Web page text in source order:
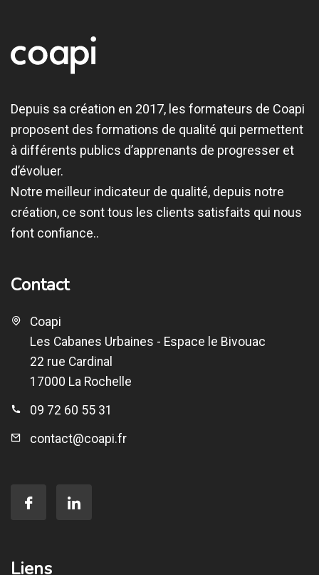
Depuis sa création en 2017, les formateurs de Coapi
proposent des formations de qualité qui permettent
à différents publics d’apprenants de progresser et
d’évoluer.
Notre meilleur indicateur de qualité, depuis notre
création, ce sont tous les clients satisfaits qui nous
font confiance..
Contact
Coapi
Les Cabanes Urbaines - Espace le Bivouac
22 rue Cardinal
17000 La Rochelle
09 72 60 55 31
contact@coapi.fr
Liens